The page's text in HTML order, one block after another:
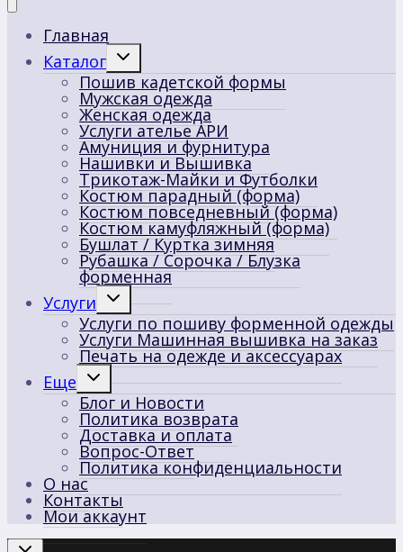
Главная
Каталог
Переключить
меню
Пошив кадетской формы
Мужская одежда
Женская одежда
Услуги ателье АРИ
Амуниция и фурнитура
Нашивки и Вышивка
Трикотаж-Майки и Футболки
Костюм парадный (форма)
Костюм повседневный (форма)
Костюм камуфляжный (форма)
Бушлат / Куртка зимняя
Рубашка / Сорочка / Блузка
форменная
Услуги
Переключить
дочернее
меню
Услуги по пошиву форменной одежды
Услуги Машинная вышивка на заказ
Печать на одежде и аксессуарах
Еще
Переключить
дочернее
меню
Блог и Новости
Политика возврата
Доставка и оплата
Вопрос-Ответ
Политика конфиденциальности
О нас
Контакты
Мои аккаунт